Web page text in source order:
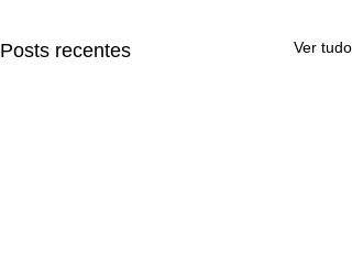
Posts recentes Ver tudo